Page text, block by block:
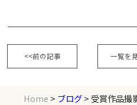
<<前の記事 一覧を
Home > ブログ> 受賞作品撮